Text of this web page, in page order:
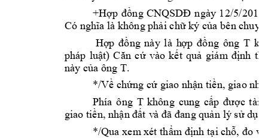
+Hợp đồng CNQSDĐ ngày 12/5/
Có nghĩa là không phải chữ ký của bên
Hợp đồng này là hợp đồng ông T
pháp luật) Căn cứ vào kết quả giám định
này của ông T.
*/Về chứng cứ giao nhận tiền, giao
Phía ông T không cung cấp được tài
giao tiền, nhận đất và đã đang quản lý sử d
*/Qua xem xét thẩm định tại chỗ, đo